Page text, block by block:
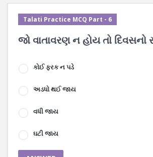
Talati Practice MCQ Part - 6
જો વાતાવરણ ન હોય તો દિવસનો
કોઈ ફરક ન પડે
અડધો થઈ જાય
વધી જાય
ઘટી જાય